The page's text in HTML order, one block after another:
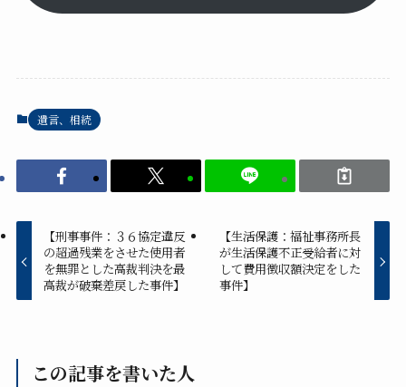
遺言、相続
【刑事事件：３６協定違反
の超過残業をさせた使用者
を無罪とした高裁判決を最
高裁が破棄差戻した事件】
【生活保護：福祉事務所長
が生活保護不正受給者に対
して費用徴収額決定をした
事件】
この記事を書いた人